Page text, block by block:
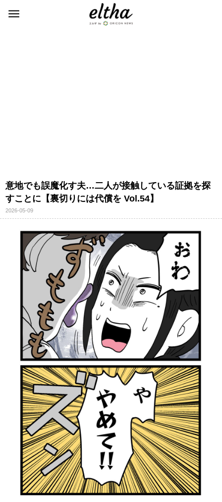
意地でも誤魔化す夫…二人が接触している証拠を探
すことに【裏切りには代償を Vol.54】
2026-05-09